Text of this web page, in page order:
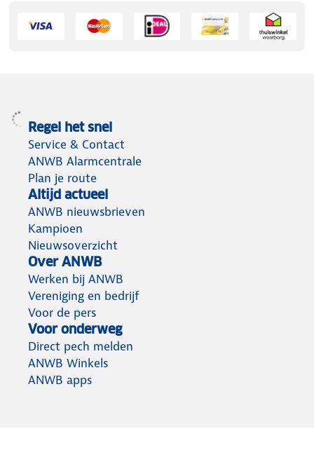
Regel het snel
Service & Contact
ANWB Alarmcentrale
Plan je route
Altijd actueel
ANWB nieuwsbrieven
Kampioen
Nieuwsoverzicht
Over ANWB
Werken bij ANWB
Vereniging en bedrijf
Voor de pers
Voor onderweg
Direct pech melden
ANWB Winkels
ANWB apps